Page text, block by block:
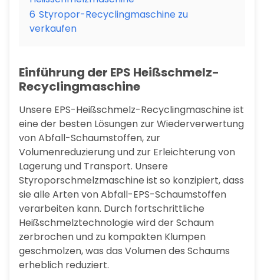
6 Styropor-Recyclingmaschine zu
verkaufen
Einführung der EPS Heißschmelz-
Recyclingmaschine
Unsere EPS-Heißschmelz-Recyclingmaschine ist
eine der besten Lösungen zur Wiederverwertung
von Abfall-Schaumstoffen, zur
Volumenreduzierung und zur Erleichterung von
Lagerung und Transport. Unsere
Styroporschmelzmaschine ist so konzipiert, dass
sie alle Arten von Abfall-EPS-Schaumstoffen
verarbeiten kann. Durch fortschrittliche
Heißschmelztechnologie wird der Schaum
zerbrochen und zu kompakten Klumpen
geschmolzen, was das Volumen des Schaums
erheblich reduziert.